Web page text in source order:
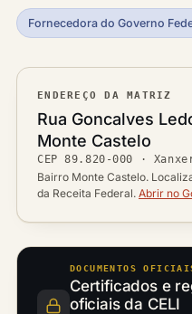
Fornecedora do Governo
ENDEREÇO DA MATRIZ
Logradouro
Rua Goncalves
Bairro
Monte Castelo
CEP
CEP89.820-000 ·
Cidade / UF
Ver
Bairro Monte Castelo.
da Receita Federal. Abrir no
DOCUMENTOS
Certificados e
oficiais da CELI